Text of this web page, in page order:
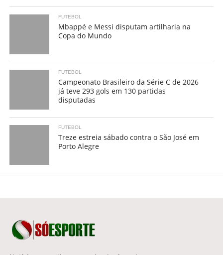
FUTEBOL
Mbappé e Messi disputam artilharia na
Copa do Mundo
FUTEBOL
Campeonato Brasileiro da Série C de 2026
já teve 293 gols em 130 partidas
disputadas
FUTEBOL
Treze estreia sábado contra o São José em
Porto Alegre